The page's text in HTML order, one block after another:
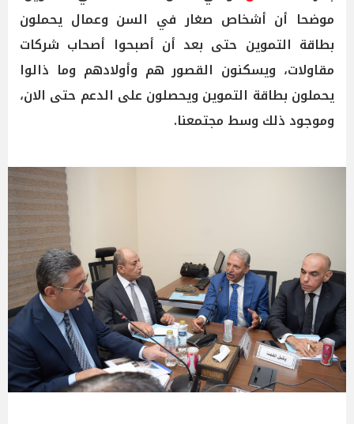
موضحا أن أشخاص صغار في السن وعمال يحملون
بطاقة التموين حتى بعد أن أصبحوا أصحاب شركات
مقاولات، ويسكنون القصور هم وأولادهم وما ذالوا
يحملون بطاقة التموين ويحصلون على الدعم حتى الان،
وموجود ذلك وسط مجتمعنا.